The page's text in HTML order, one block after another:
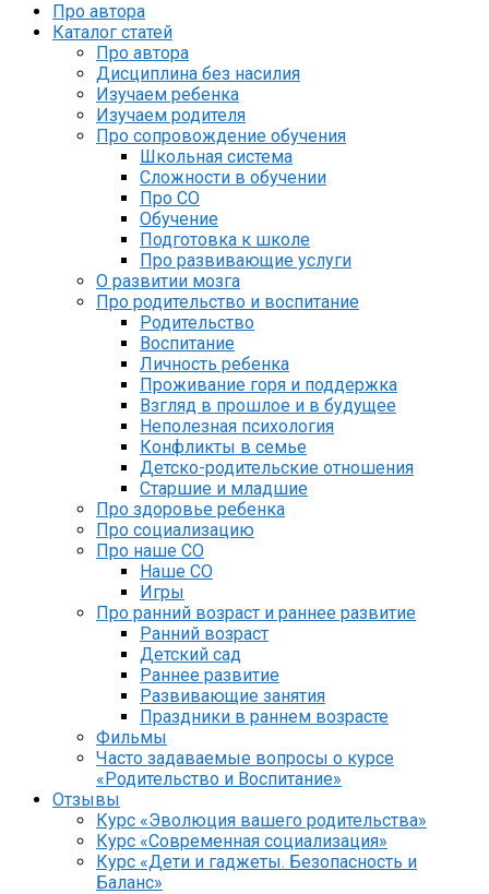
Про автора
Каталог статей
Про автора
Дисциплина без насилия
Изучаем ребенка
Изучаем родителя
Про сопровождение обучения
Школьная система
Сложности в обучении
Про СО
Обучение
Подготовка к школе
Про развивающие услуги
О развитии мозга
Про родительство и воспитание
Родительство
Воспитание
Личность ребенка
Проживание горя и поддержка
Взгляд в прошлое и в будущее
Неполезная психология
Конфликты в семье
Детско-родительские отношения
Старшие и младшие
Про здоровье ребенка
Про социализацию
Про наше СО
Наше СО
Игры
Про ранний возраст и раннее развитие
Ранний возраст
Детский сад
Раннее развитие
Развивающие занятия
Праздники в раннем возрасте
Фильмы
Часто задаваемые вопросы о курсе
«Родительство и Воспитание»
Отзывы
Курс «Эволюция вашего родительства»
Курс «Современная социализация»
Курс «Дети и гаджеты. Безопасность и
Баланс»